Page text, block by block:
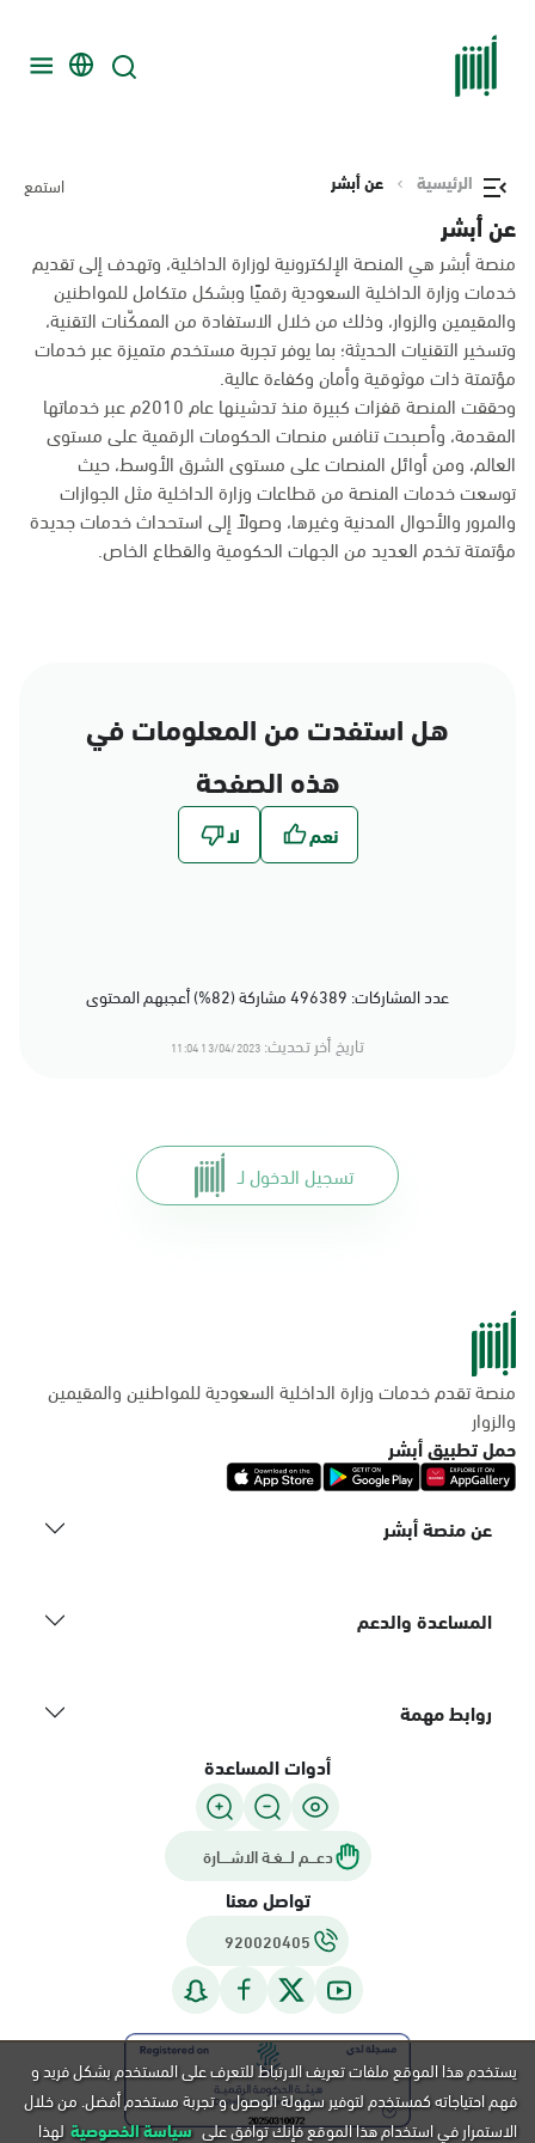
الرئيسية عن أبشر استمع
عن أبشر
منصة أبشر هي المنصة الإلكترونية لوزارة الداخلية، وتهدف إلى تقديم
خدمات وزارة الداخلية السعودية رقميًا وبشكل متكامل للمواطنين
والمقيمين والزوار، وذلك من خلال الاستفادة من الممكّنات التقنية،
وتسخير التقنيات الحديثة؛ بما يوفر تجربة مستخدم متميزة عبر خدمات
مؤتمتة ذات موثوقية وأمان وكفاءة عالية.
وحققت المنصة قفزات كبيرة منذ تدشينها عام 2010م عبر خدماتها
المقدمة، وأصبحت تنافس منصات الحكومات الرقمية على مستوى
العالم، ومن أوائل المنصات على مستوى الشرق الأوسط، حيث
توسعت خدمات المنصة من قطاعات وزارة الداخلية مثل الجوازات
والمرور والأحوال المدنية وغيرها، وصولاً إلى استحداث خدمات جديدة
مؤتمتة تخدم العديد من الجهات الحكومية والقطاع الخاص.
هل استفدت من المعلومات في
هذه الصفحة
عدد المشاركات: 496389 مشاركة (82%) أعجبهم المحتوى
تاريخ أخر تحديث: 13/04/2023 11:04
تسجيل الدخول لـ
منصة تقدم خدمات وزارة الداخلية السعودية للمواطنين والمقيمين
والزوار
حمل تطبيق أبشر
عن منصة أبشر
المساعدة والدعم
روابط مهمة
أدوات المساعدة
دعـــم لـــغـة الاشــــارة
تواصل معنا
920020405
يستخدم هذا الموقع ملفات تعريف الارتباط للتعرف على المستخدم بشكل فريد و
فهم احتياجاته كمستخدم لتوفير سهولة الوصول و تجربة مستخدم أفضل. من خلال
الاستمرار في استخدام هذا الموقع فإنك توافق على سياسة الخصوصية لهذا